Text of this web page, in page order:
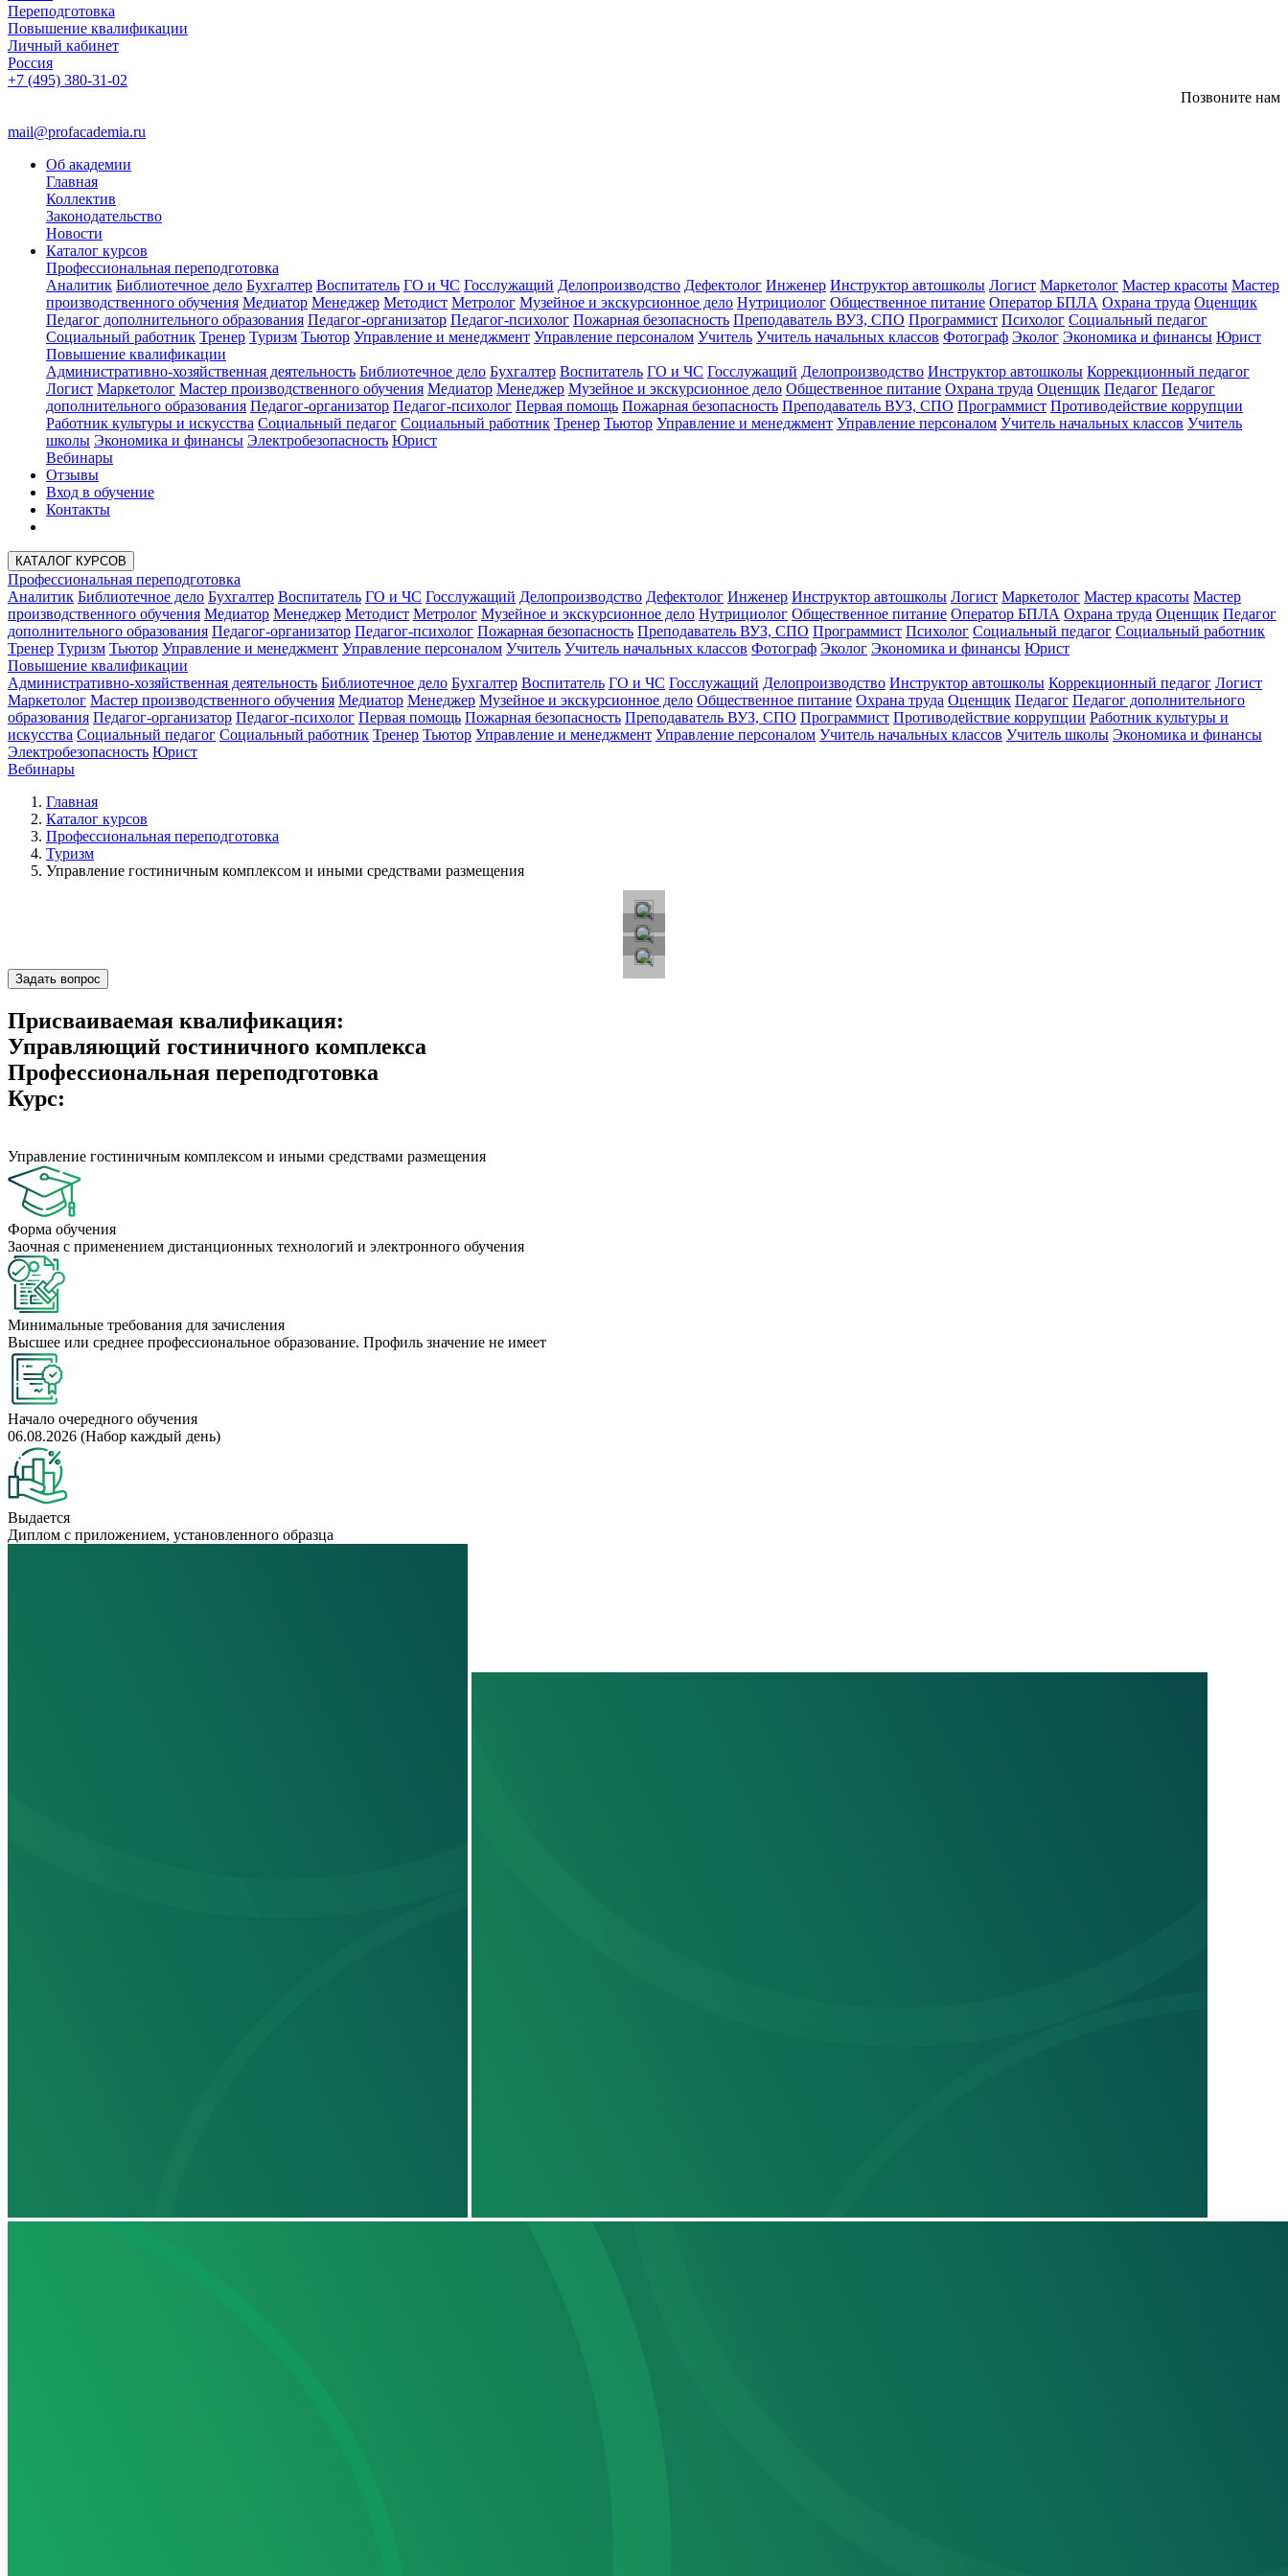
Переподготовка
Повышение квалификации
Личный кабинет
Россия
+7 (495) 380-31-02
Позвоните нам
mail@profacademia.ru
Об академии
Главная
Коллектив
Законодательство
Новости
Каталог курсов
Профессиональная переподготовка
Аналитик Библиотечное дело Бухгалтер Воспитатель ГО и ЧС Госслужащий Делопроизводство Дефектолог Инженер Инструктор автошколы Логист Маркетолог Мастер красоты Мастер
производственного обучения Медиатор Менеджер Методист Метролог Музейное и экскурсионное дело Нутрициолог Общественное питание Оператор БПЛА Охрана труда Оценщик
Педагог дополнительного образования Педагог-организатор Педагог-психолог Пожарная безопасность Преподаватель ВУЗ, СПО Программист Психолог Социальный педагог
Социальный работник Тренер Туризм Тьютор Управление и менеджмент Управление персоналом Учитель Учитель начальных классов Фотограф Эколог Экономика и финансы Юрист
Повышение квалификации
Административно-хозяйственная деятельность Библиотечное дело Бухгалтер Воспитатель ГО и ЧС Госслужащий Делопроизводство Инструктор автошколы Коррекционный педагог
Логист Маркетолог Мастер производственного обучения Медиатор Менеджер Музейное и экскурсионное дело Общественное питание Охрана труда Оценщик Педагог Педагог
дополнительного образования Педагог-организатор Педагог-психолог Первая помощь Пожарная безопасность Преподаватель ВУЗ, СПО Программист Противодействие коррупции
Работник культуры и искусства Социальный педагог Социальный работник Тренер Тьютор Управление и менеджмент Управление персоналом Учитель начальных классов Учитель
школы Экономика и финансы Электробезопасность Юрист
Вебинары
Отзывы
Вход в обучение
Контакты
КАТАЛОГ КУРСОВ
Профессиональная переподготовка
Аналитик Библиотечное дело Бухгалтер Воспитатель ГО и ЧС Госслужащий Делопроизводство Дефектолог Инженер Инструктор автошколы Логист Маркетолог Мастер красоты Мастер
производственного обучения Медиатор Менеджер Методист Метролог Музейное и экскурсионное дело Нутрициолог Общественное питание Оператор БПЛА Охрана труда Оценщик Педагог
дополнительного образования Педагог-организатор Педагог-психолог Пожарная безопасность Преподаватель ВУЗ, СПО Программист Психолог Социальный педагог Социальный работник
Тренер Туризм Тьютор Управление и менеджмент Управление персоналом Учитель Учитель начальных классов Фотограф Эколог Экономика и финансы Юрист
Повышение квалификации
Административно-хозяйственная деятельность Библиотечное дело Бухгалтер Воспитатель ГО и ЧС Госслужащий Делопроизводство Инструктор автошколы Коррекционный педагог Логист
Маркетолог Мастер производственного обучения Медиатор Менеджер Музейное и экскурсионное дело Общественное питание Охрана труда Оценщик Педагог Педагог дополнительного
образования Педагог-организатор Педагог-психолог Первая помощь Пожарная безопасность Преподаватель ВУЗ, СПО Программист Противодействие коррупции Работник культуры и
искусства Социальный педагог Социальный работник Тренер Тьютор Управление и менеджмент Управление персоналом Учитель начальных классов Учитель школы Экономика и финансы
Электробезопасность Юрист
Вебинары
Главная
Каталог курсов
Профессиональная переподготовка
Туризм
Управление гостиничным комплексом и иными средствами размещения
Задать вопрос
Присваиваемая квалификация:
Управляющий гостиничного комплекса
Профессиональная переподготовка
Курс:
Управление гостиничным комплексом и иными средствами размещения
Форма обучения
Заочная с применением дистанционных технологий и электронного обучения
Минимальные требования для зачисления
Высшее или среднее профессиональное образование. Профиль значение не имеет
Начало очередного обучения
06.08.2026 (Набор каждый день)
Выдается
Диплом с приложением, установленного образца